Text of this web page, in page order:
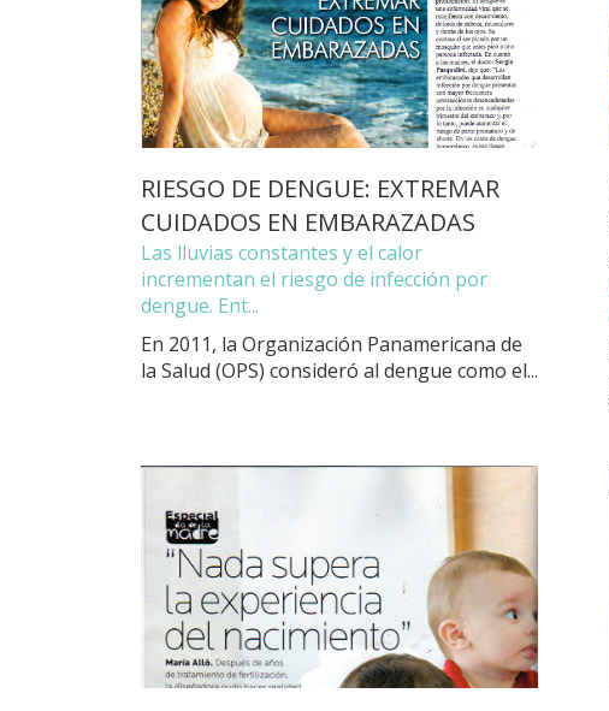
RIESGO DE DENGUE: EXTREMAR
CUIDADOS EN EMBARAZADAS
Las lluvias constantes y el calor
incrementan el riesgo de infección por
dengue. Ent...
En 2011, la Organización Panamericana de
la Salud (OPS) consideró al dengue como el...